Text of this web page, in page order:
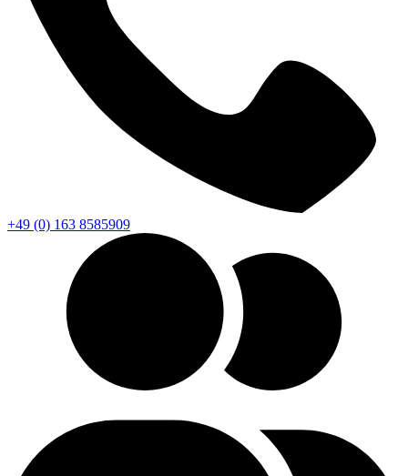
+49 (0) 163 8585909